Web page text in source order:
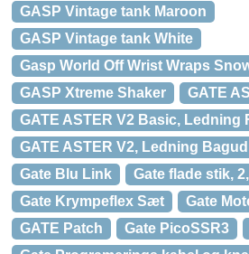
GASP Vintage tank Maroon
GASP Vintage tank White
Gasp World Off Wrist Wraps
GASP Xtreme Shaker
GATE
GATE ASTER V2 Basic, Ledning
GATE ASTER V2, Ledning Bagud
Gate Blu Link
Gate flade stik,
Gate Krympeflex Sæt
Gate
GATE Patch
Gate PicoSSR3